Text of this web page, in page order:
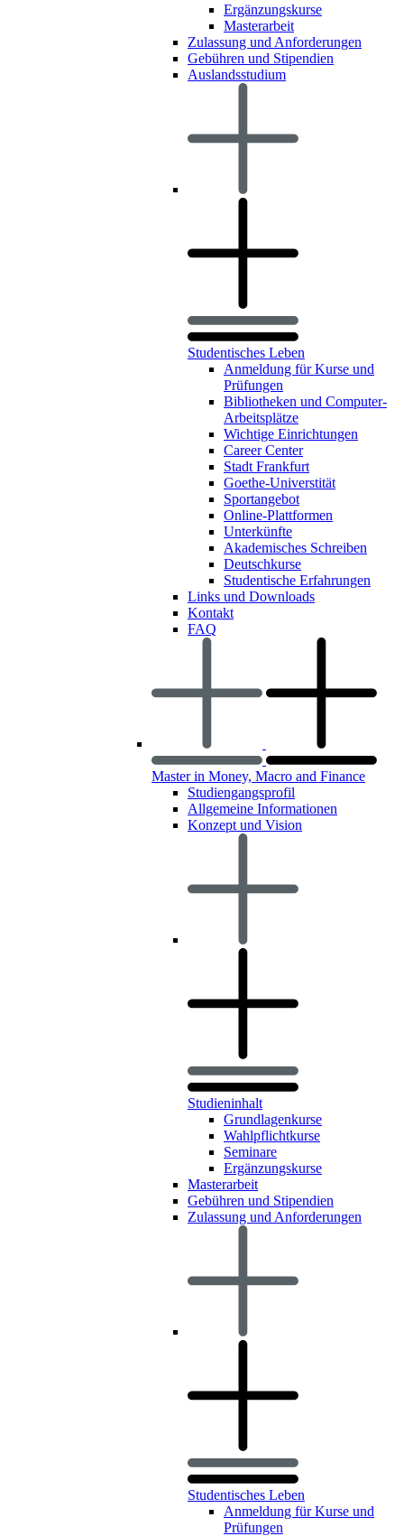
Ergänzungskurse
Masterarbeit
Zulassung und Anforderungen
Gebühren und Stipendien
Auslandsstudium
Studentisches Leben
Anmeldung für Kurse und
Prüfungen
Bibliotheken und Computer-
Arbeitsplätze
Wichtige Einrichtungen
Career Center
Stadt Frankfurt
Goethe-Universtität
Sportangebot
Online-Plattformen
Unterkünfte
Akademisches Schreiben
Deutschkurse
Studentische Erfahrungen
Links und Downloads
Kontakt
FAQ
Master in Money, Macro and Finance
Studiengangsprofil
Allgemeine Informationen
Konzept und Vision
Studieninhalt
Grundlagenkurse
Wahlpflichtkurse
Seminare
Ergänzungskurse
Masterarbeit
Gebühren und Stipendien
Zulassung und Anforderungen
Studentisches Leben
Anmeldung für Kurse und
Prüfungen